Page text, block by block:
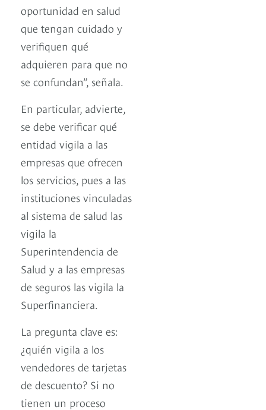
oportunidad en salud
que tengan cuidado y
verifiquen qué
adquieren para que no
se confundan”, señala.
En particular, advierte,
se debe verificar qué
entidad vigila a las
empresas que ofrecen
los servicios, pues a las
instituciones vinculadas
al sistema de salud las
vigila la
Superintendencia de
Salud y a las empresas
de seguros las vigila la
Superfinanciera.
La pregunta clave es:
¿quién vigila a los
vendedores de tarjetas
de descuento? Si no
tienen un proceso